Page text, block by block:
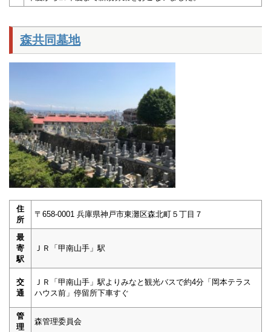
森共同墓地
住
所
〒658-0001 兵庫県神戸市東灘区森北町５丁目７
最
寄
駅
ＪＲ「甲南山手」駅
交
通
ＪＲ「甲南山手」駅よりみなと観光バスで約4分「岡本テラス
ハウス前」停留所下車すぐ
管
理
森管理委員会